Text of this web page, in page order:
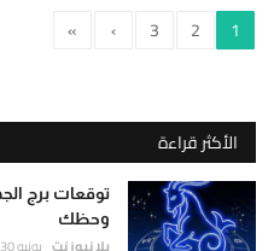
1
2
3
›
»
الأكثر قراءة
وحظك